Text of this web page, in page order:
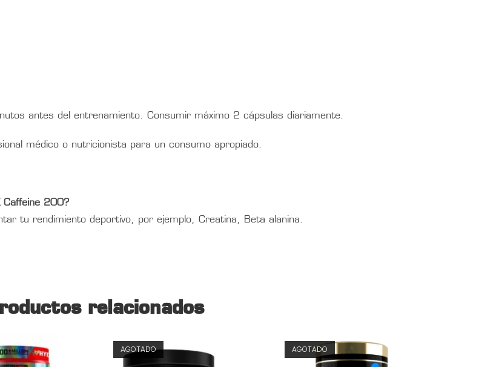
antes del entrenamiento. Consumir máximo 2 cápsulas diariamente.
médico o nutricionista para un consumo apropiado.
Caffeine 200?
tu rendimiento deportivo, por ejemplo, Creatina, Beta alanina.
relacionados
AGOTADO AGOTADO